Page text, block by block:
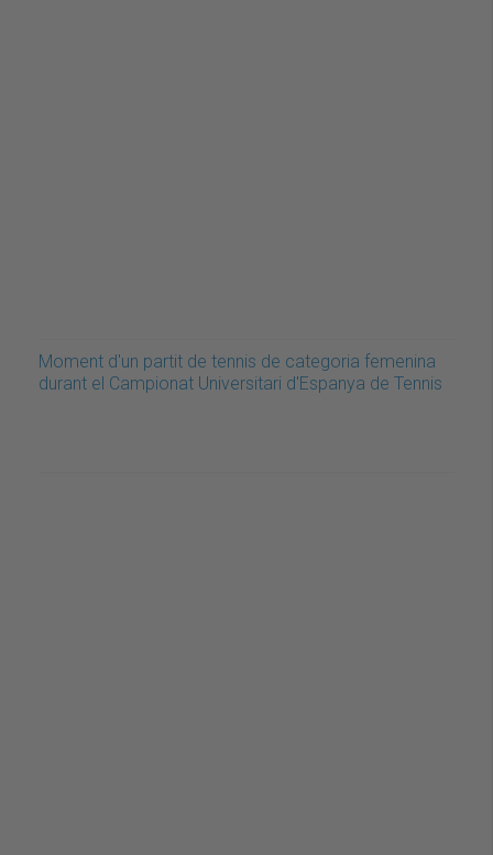
Moment d'un partit de tennis de categoria femenina
durant el Campionat Universitari d'Espanya de Tennis